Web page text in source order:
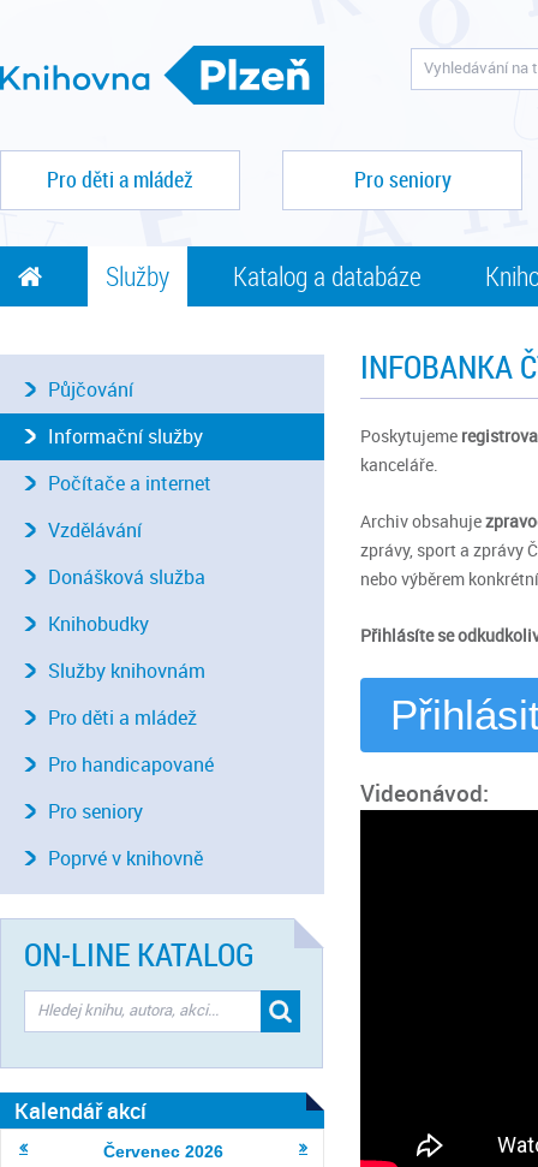
Pro děti a mládež Pro seniory
Služby Katalog a databáze
INFOBANKA
Poskytujeme
kanceláře.
Archiv obsahuje
zprávy, sport a zprávy
nebo výběrem
Přihlásíte se
Videonávod:
Půjčování
Informační služby
Počítače a internet
Vzdělávání
Donášková služba
Knihobudky
Služby knihovnám
Pro děti a mládež
Pro handicapované
Pro seniory
Poprvé v knihovně
ON-LINE KATALOG
Kalendář akcí
Červenec 2026